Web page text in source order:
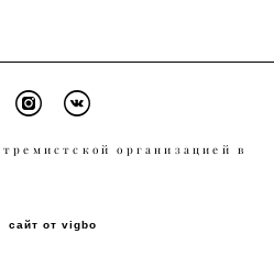
организацией в
сайт от vigbo